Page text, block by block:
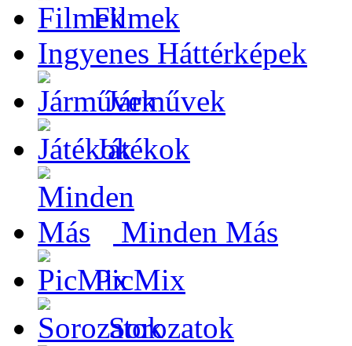
Filmek
Ingyenes Háttérképek
Járművek
Játékok
Minden Más
PicMix
Sorozatok